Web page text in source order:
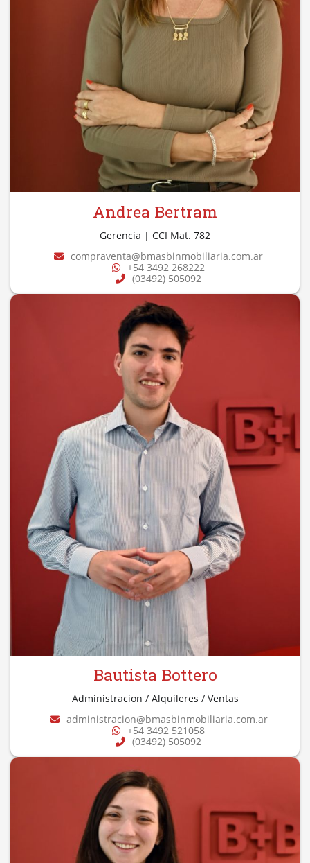
Andrea Bertram
Gerencia | CCI Mat. 782
compraventa@bmasbinmobiliaria.com.ar
+54 3492 268222
(03492) 505092
Bautista Bottero
Administracion / Alquileres / Ventas
administracion@bmasbinmobiliaria.com.ar
+54 3492 521058
(03492) 505092